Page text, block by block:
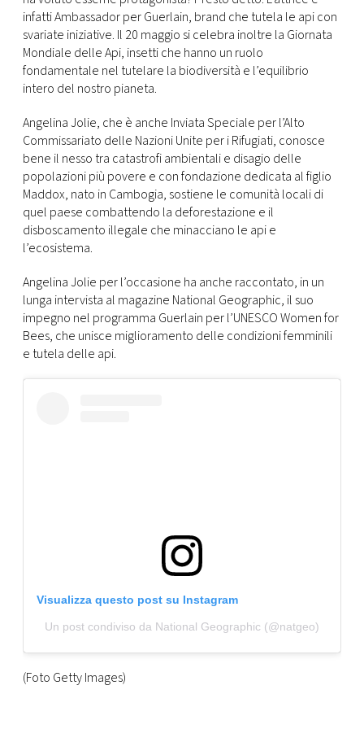
infatti Ambassador per Guerlain, brand che tutela le api con
svariate iniziative. Il 20 maggio si celebra inoltre la Giornata
Mondiale delle Api, insetti che hanno un ruolo
fondamentale nel tutelare la biodiversità e l’equilibrio
intero del nostro pianeta.
Angelina Jolie, che è anche Inviata Speciale per l’Alto
Commissariato delle Nazioni Unite per i Rifugiati, conosce
bene il nesso tra catastrofi ambientali e disagio delle
popolazioni più povere e con fondazione dedicata al figlio
Maddox, nato in Cambogia, sostiene le comunità locali di
quel paese combattendo la deforestazione e il
disboscamento illegale che minacciano le api e
l’ecosistema.
Angelina Jolie per l’occasione ha anche raccontato, in un
lunga intervista al magazine National Geographic, il suo
impegno nel programma Guerlain per l’UNESCO Women for
Bees, che unisce miglioramento delle condizioni femminili
e tutela delle api.
Visualizza questo post su Instagram
Un post condiviso da National Geographic (@natgeo)
(Foto Getty Images)